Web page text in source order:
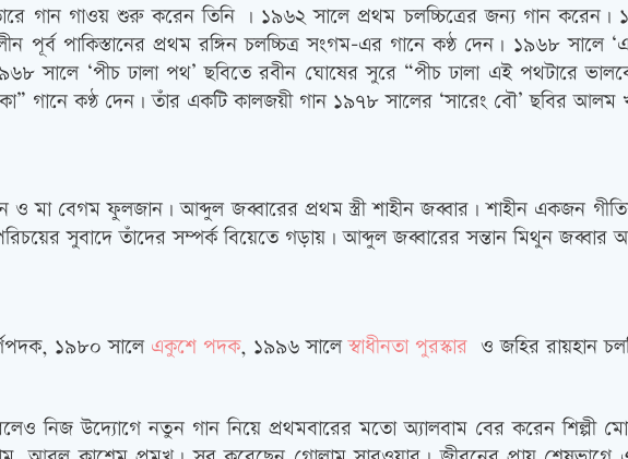
গান গাওয় শুরু করেন তিনি । ১৯৬২ সালে প্রথম চলচ্চিত্রের জন্য গান
পূর্ব পাকিস্তানের প্রথম রঙ্গিন চলচ্চিত্র সংগম-এর গানে কণ্ঠ দেন। ১৯৬৮
সালে ‘পীচ ঢালা পথ’ ছবিতে রবীন ঘোষের সুরে “পীচ ঢালা এই পথটারে
গানে কণ্ঠ দেন। তাঁর একটি কালজয়ী গান ১৯৭৮ সালের ‘সারেং বৌ’ ছবির আলম
মা বেগম ফুলজান। আব্দুল জব্বারের প্রথম স্ত্রী শাহীন জব্বার। শাহীন একজন
সুবাদে তাঁদের সম্পর্ক বিয়েতে গড়ায়। আব্দুল জব্বারের সন্তান মিথুন জব্বার
১৯৮০ সালে একুশে পদক, ১৯৯৬ সালেস্বাধীনতা পুরস্কার ও জহির রায়হান
নিজ উদ্যোগে নতুন গান নিয়ে প্রথমবারের মতো অ্যালবাম বের করেন শিল্পী